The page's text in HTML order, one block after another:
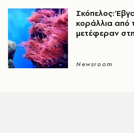
Σκόπελος:
κοράλλια από
μετέφεραν
Newsroom